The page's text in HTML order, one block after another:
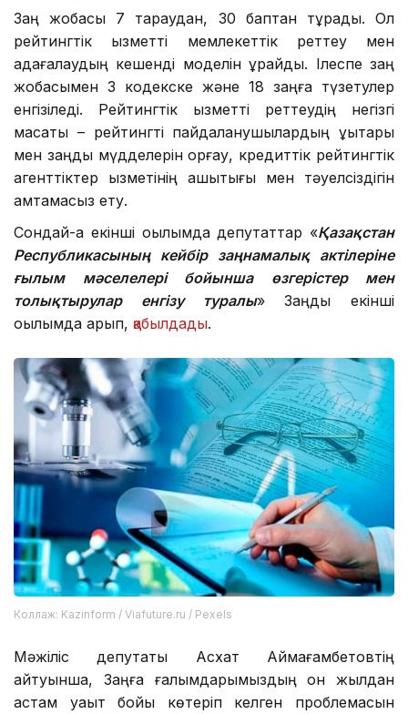
Заң жобасы 7 тараудан, 30 баптан тұрады. Ол
рейтингтік қызметті мемлекеттік реттеу мен
қадағалаудың кешенді моделін құрайды. Ілеспе заң
жобасымен 3 кодекске және 18 заңға түзетулер
енгізіледі. Рейтингтік қызметті реттеудің негізгі
мақсаты – рейтингті пайдаланушылардың құқықтары
мен заңды мүдделерін қорғау, кредиттік рейтингтік
агенттіктер қызметінің ашықтығы мен тәуелсіздігін
қамтамасыз ету.
Сондай-ақ екінші оқылымда депутаттар «Қазақстан
Республикасының кейбір заңнамалық актілеріне
ғылым мәселелері бойынша өзгерістер мен
толықтырулар енгізу туралы» Заңды екінші
оқылымда қарып, қабылдады.
Коллаж: Kazinform / Viafuture.ru / Pexels
Мәжіліс депутаты Асхат Аймағамбетовтің
айтуынша, Заңға ғалымдарымыздың он жылдан
астам уақыт бойы көтеріп келген проблемасын